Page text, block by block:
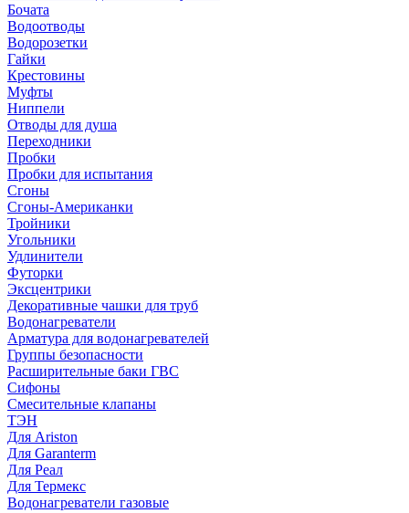
Бочата
Водоотводы
Водорозетки
Гайки
Крестовины
Муфты
Ниппели
Отводы для душа
Переходники
Пробки
Пробки для испытания
Сгоны
Сгоны-Американки
Тройники
Угольники
Удлинители
Футорки
Эксцентрики
Декоративные чашки для труб
Водонагреватели
Арматура для водонагревателей
Группы безопасности
Расширительные баки ГВС
Сифоны
Смесительные клапаны
ТЭН
Для Ariston
Для Garanterm
Для Реал
Для Термекс
Водонагреватели газовые